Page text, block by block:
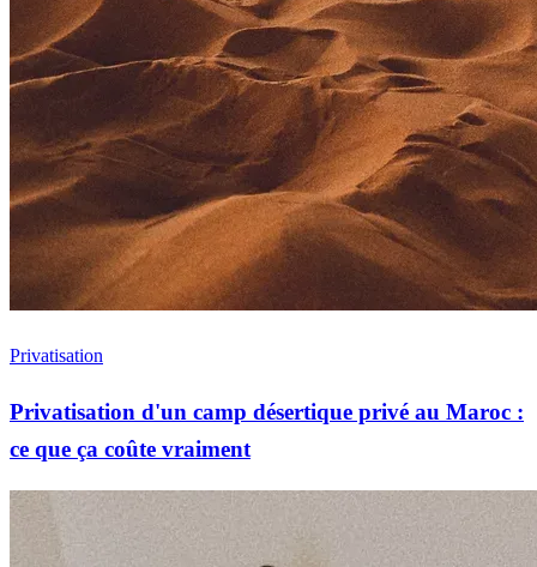
Privatisation
Privatisation d'un camp désertique privé au Maroc :
ce que ça coûte vraiment